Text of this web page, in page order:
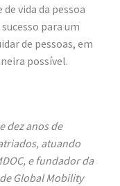
vida da pessoa
para um
de pessoas, em
possível.
dez anos de
atuando
e fundador da
Global Mobility